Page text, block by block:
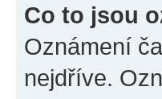
Co to jsou
Oznámení
nejdříve.